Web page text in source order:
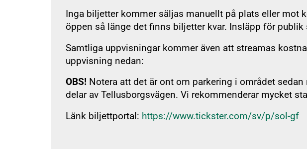
Inga biljetter kommer säljas manuellt på plats eller mot
öppen så länge det finns biljetter kvar. Insläpp för
Samtliga uppvisningar kommer även att streamas
uppvisning nedan:
OBS! Notera att det är ont om parkering i området
delar av Tellusborgsvägen. Vi rekommenderar mycket
Länk biljettportal: https://www.tickster.com/sv/p/sol-gf